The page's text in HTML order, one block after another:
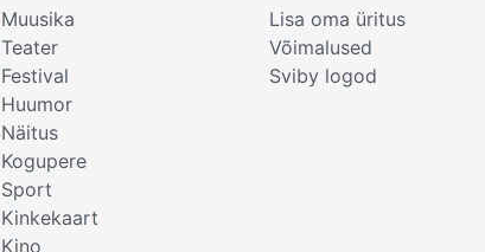
Muusika
Teater
Festival
Huumor
Näitus
Kogupere
Sport
Kinkekaart
Kino
Lisa oma üritus
Võimalused
Sviby logod